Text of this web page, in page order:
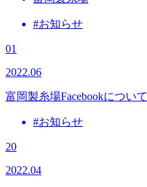
#お知らせ
01
2022.06
富岡製糸場Facebookについて
#お知らせ
20
2022.04